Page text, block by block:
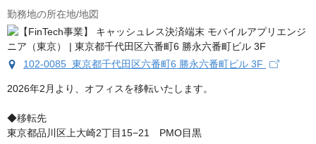
勤務地の所在地/地図
102-0085 東京都千代田区六番町6 勝永六番町ビル 3F
2026年2月より、オフィスを移転いたします。
◆移転先
東京都品川区上大崎2丁目15−21　PMO目黒